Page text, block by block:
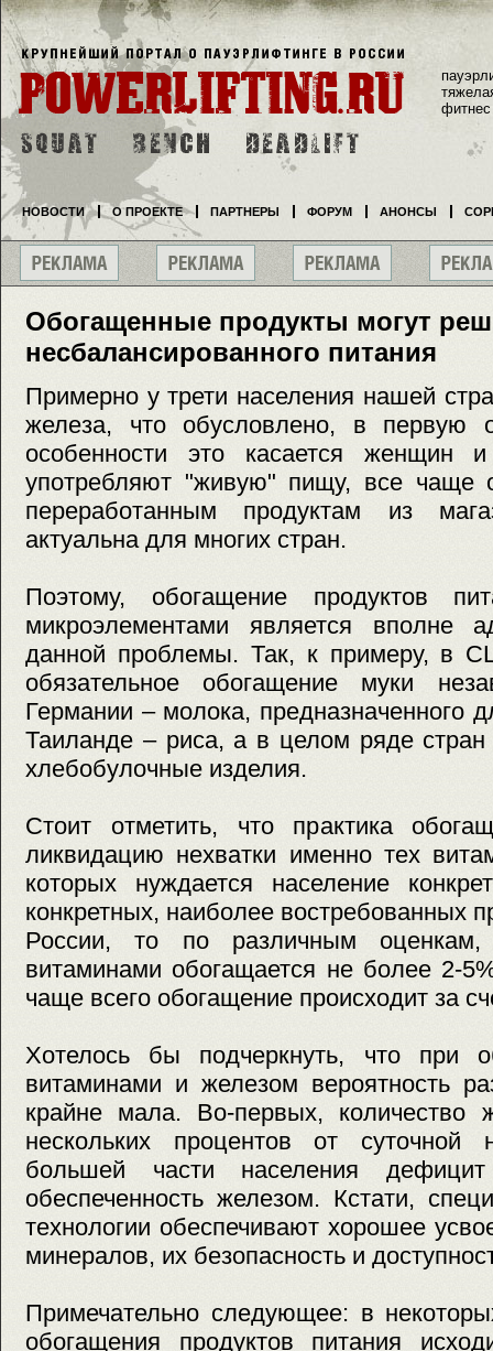
Обогащенные продукты могут
несбалансированного питания
Примерно у трети населения нашей
железа, что обусловлено, в первую
особенности это касается женщин
употребляют "живую" пищу, все чаще
переработанным продуктам из
актуальна для многих стран.
Поэтому, обогащение продуктов
микроэлементами является вполне
данной проблемы. Так, к примеру, в
обязательное обогащение муки
Германии – молока, предназначенного
Таиланде – риса, а в целом ряде
хлебобулочные изделия.
Стоит отметить, что практика
ликвидацию нехватки именно тех
которых нуждается население
конкретных, наиболее востребованных
России, то по различным
витаминами обогащается не более 2-
чаще всего обогащение происходит за
Хотелось бы подчеркнуть, что при
витаминами и железом вероятность
крайне мала. Во-первых, количество
нескольких процентов от
большей части населения
обеспеченность железом. Кстати,
технологии обеспечивают хорошее
минералов, их безопасность и
Примечательно следующее: в
обогащения продуктов питания
фитнес
НОВОСТИ О ПРОЕКТЕ ПАРТНЕРЫ ФОРУМ АНОНСЫ